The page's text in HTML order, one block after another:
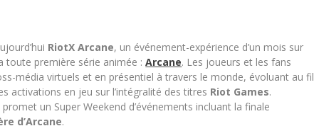
RiotX Arcane, un événement-expérience d’un mois sur
toute première série animée :Arcane. Les joueurs et les fans
média virtuels et en présentiel à travers le monde, évoluant au fil
activations en jeu sur l’intégralité des titres Riot Games.
un Super Weekend d’événements incluant la finale
d’Arcane.